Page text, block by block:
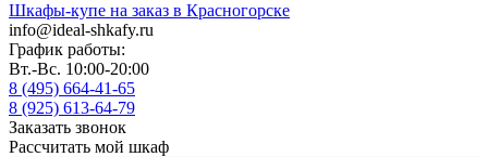
Шкафы-купе на заказ в Красногорске
info@ideal-shkafy.ru
График работы:
Вт.-Вс. 10:00-20:00
8 (495) 664-41-65
8 (925) 613-64-79
Заказать звонок
Рассчитать мой шкаф